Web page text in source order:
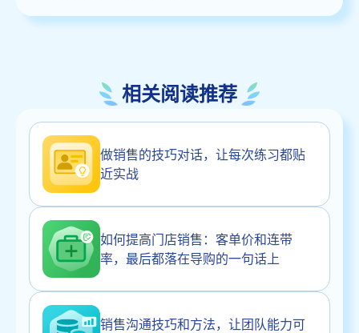
相关阅读推荐
做销售的技巧对话，让每次练习都贴
近实战
如何提高门店销售：客单价和连带
率，最后都落在导购的一句话上
销售沟通技巧和方法，让团队能力可